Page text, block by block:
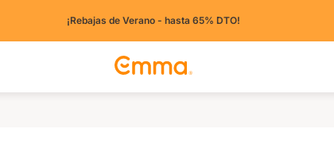
¡Rebajas de Verano - hasta 65% DTO!